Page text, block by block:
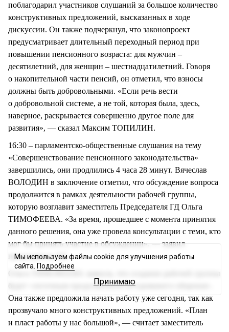
поблагодарил участников слушаний за большое количество
конструктивных предложений, высказанных в ходе
дискуссии. Он также подчеркнул, что законопроект
предусматривает длительный переходный период при
повышении пенсионного возраста: для мужчин –
десятилетний, для женщин – шестнадцатилетний. Говоря
о накопительной части пенсий, он отметил, что взносы
должны быть добровольными. «Если речь вести
о добровольной системе, а не той, которая была, здесь,
наверное, раскрывается совершенно другое поле для
развития», — сказал Максим ТОПИЛИН.
16:30 – парламентско-общественные слушания на тему
«Совершенствование пенсионного законодательства»
завершились, они продлились 4 часа 28 минут. Вячеслав
ВОЛОДИН в заключение отметил, что обсуждение вопроса
продолжится в рамках деятельности рабочей группы,
которую возглавит заместитель Председателя ГД Ольга
ТИМОФЕЕВА. «За время, прошедшее с момента принятия
данного решения, она уже провела консультации с теми, кто
мог бы принять участие в обсуждении», — заявил
председатель ГД.
Ольга ТИМОФЕЕВА заявила, что создание рабочей группы
будет «логичным продолжением сегодняшнего общения».
Она также предложила начать работу уже сегодня, так как
прозвучало много конструктивных предложений. «План
и пласт работы у нас большой», — считает заместитель
Мы используем файлы cookie для улучшения работы
сайта. Подробнее
Принимаю